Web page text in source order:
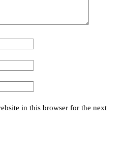
in this browser for the next